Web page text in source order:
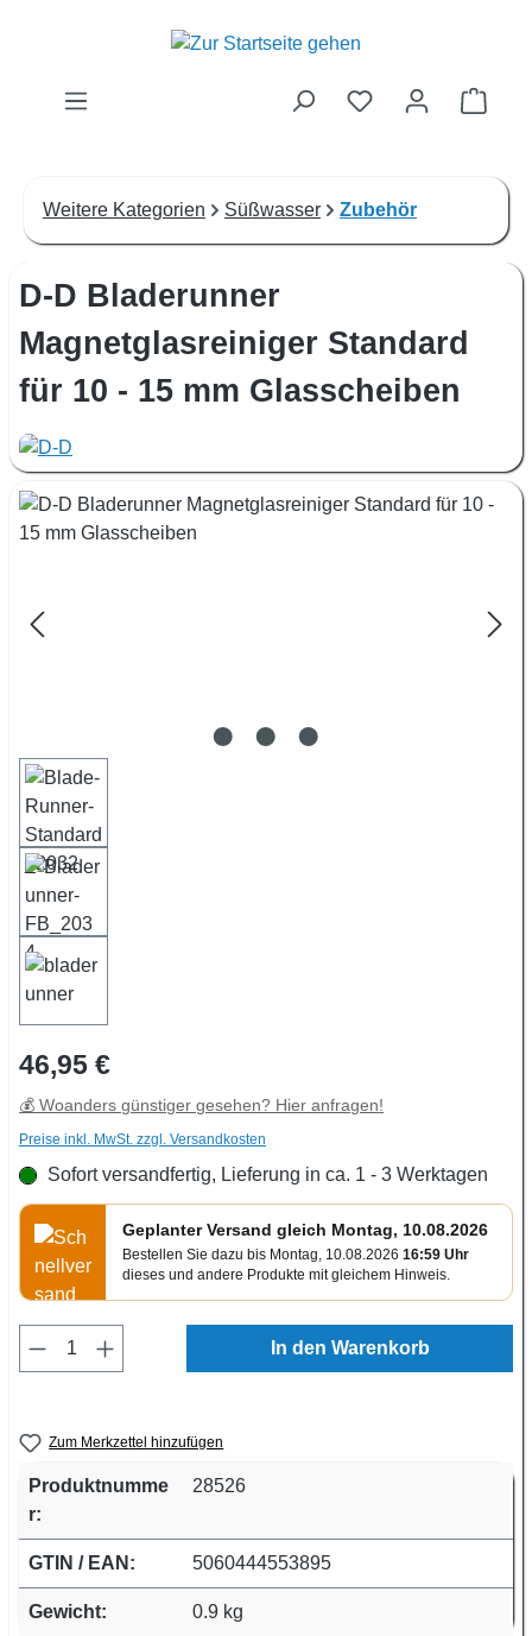
Zum Hauptinhalt springen
Weitere Kategorien Süßwasser Zubehör
D-D Bladerunner
Magnetglasreiniger Standard
für 10 - 15 mm Glasscheiben
Bildergalerie überspringen
Regulärer Preis:
46,95 €
💰 Woanders günstiger gesehen? Hier anfragen!
Preise inkl. MwSt. zzgl. Versandkosten
Sofort versandfertig, Lieferung in ca. 1 - 3 Werktagen
Geplanter Versand gleich Montag, 10.08.2026
Bestellen Sie dazu bis Montag, 10.08.2026 16:59 Uhr
dieses und andere Produkte mit gleichem Hinweis.
Produkt Anzahl: Gib den gewünschten
In den Warenkorb
Zum Merkzettel hinzufügen
Produktnumme
r:
28526
GTIN / EAN: 5060444553895
Gewicht: 0.9 kg